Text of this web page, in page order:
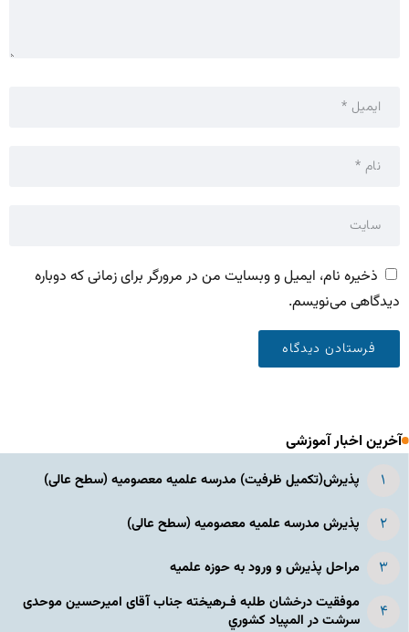
ذخیره نام، ایمیل و وبسایت من در مرورگر برای زمانی که دوباره
دیدگاهی می‌نویسم.
آخرین اخبار آموزشی
پذیرش(تکمیل ظرفیت) مدرسه علمیه معصومیه‌ (سطح عالی)
پذیرش مدرسه علمیه معصومیه‌ (سطح عالی)
مراحل پذیرش و ورود به حوزه علمیه
موفقیت درخشان طلبه فـرهیخته جناب آقای امیرحسین موحدی
سرشت در المپياد كشوري